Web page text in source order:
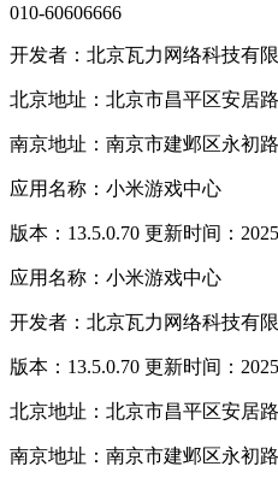
010-60606666
开发者：北京瓦力网络科技有
北京地址：北京市昌平区安居
南京地址：南京市建邺区永初
应用名称：小米游戏中心
版本：13.5.0.70 更新时间：
应用名称：小米游戏中心
开发者：北京瓦力网络科技有
版本：13.5.0.70 更新时间：
北京地址：北京市昌平区安居
南京地址：南京市建邺区永初